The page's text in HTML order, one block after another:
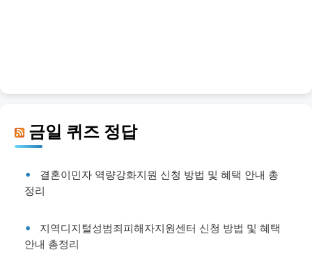
금일 퀴즈 정답
결혼이민자 역량강화지원 신청 방법 및 혜택 안내 총
정리
지역디지털성범죄피해자지원센터 신청 방법 및 혜택
안내 총정리